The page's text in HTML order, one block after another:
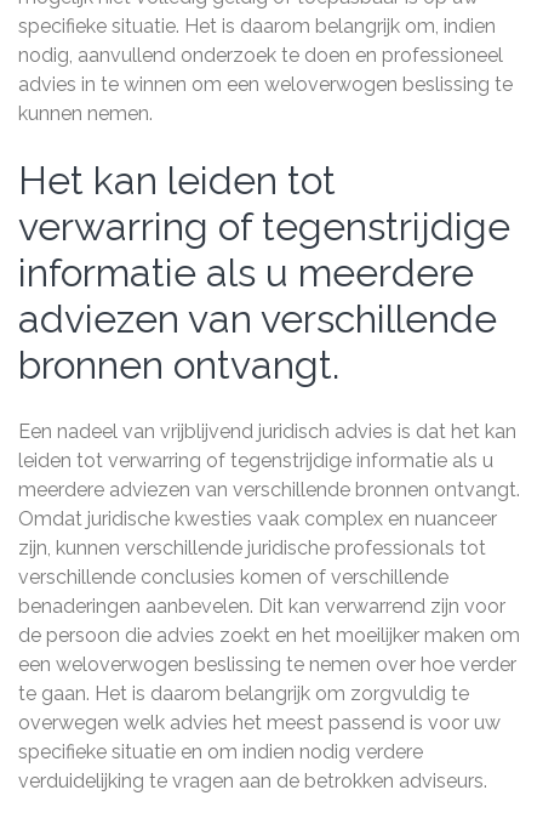
specifieke situatie. Het is daarom belangrijk om, indien
nodig, aanvullend onderzoek te doen en professioneel
advies in te winnen om een weloverwogen beslissing te
kunnen nemen.
Het kan leiden tot
verwarring of tegenstrijdige
informatie als u meerdere
adviezen van verschillende
bronnen ontvangt.
Een nadeel van vrijblijvend juridisch advies is dat het kan
leiden tot verwarring of tegenstrijdige informatie als u
meerdere adviezen van verschillende bronnen ontvangt.
Omdat juridische kwesties vaak complex en nuanceer
zijn, kunnen verschillende juridische professionals tot
verschillende conclusies komen of verschillende
benaderingen aanbevelen. Dit kan verwarrend zijn voor
de persoon die advies zoekt en het moeilijker maken om
een weloverwogen beslissing te nemen over hoe verder
te gaan. Het is daarom belangrijk om zorgvuldig te
overwegen welk advies het meest passend is voor uw
specifieke situatie en om indien nodig verdere
verduidelijking te vragen aan de betrokken adviseurs.